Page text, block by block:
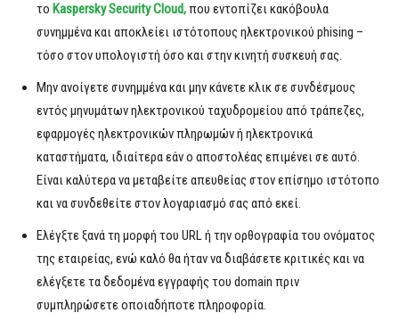
το Kaspersky Security Cloud,που εντοπίζει κακόβουλα
συνημμένα και αποκλείει ιστότοπους ηλεκτρονικού phising –
τόσο στον υπολογιστή όσο και στην κινητή συσκευή σας.
Μην ανοίγετε συνημμένα και μην κάνετε κλικ σε συνδέσμους
εντός μηνυμάτων ηλεκτρονικού ταχυδρομείου από τράπεζες,
εφαρμογές ηλεκτρονικών πληρωμών ή ηλεκτρονικά
καταστήματα, ιδιαίτερα εάν ο αποστολέας επιμένει σε αυτό.
Είναι καλύτερα να μεταβείτε απευθείας στον επίσημο ιστότοπο
και να συνδεθείτε στον λογαριασμό σας από εκεί.
Ελέγξτε ξανά τη μορφή του URL ή την ορθογραφία του ονόματος
της εταιρείας, ενώ καλό θα ήταν να διαβάσετε κριτικές και να
ελέγξετε τα δεδομένα εγγραφής του domain πριν
συμπληρώσετε οποιαδήποτε πληροφορία.